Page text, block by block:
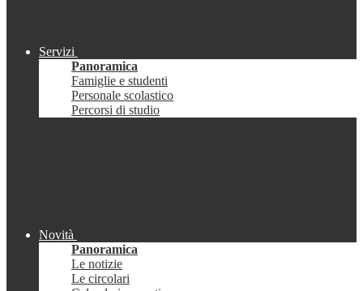
Servizi
Panoramica
Famiglie e studenti
Personale scolastico
Percorsi di studio
Novità
Panoramica
Le notizie
Le circolari